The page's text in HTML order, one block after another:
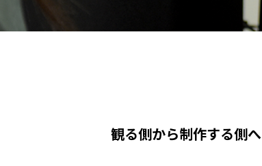
観る側から制作する側へ